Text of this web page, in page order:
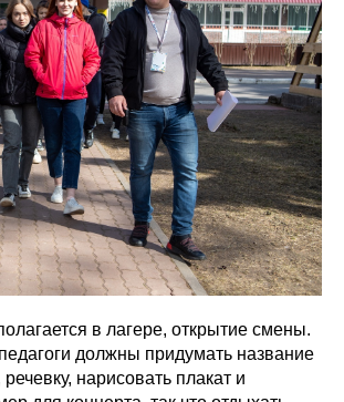
в лагере, открытие смены.
должны придумать название
нарисовать плакат и